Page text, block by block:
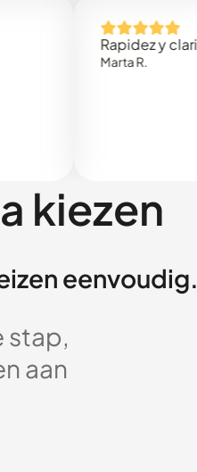
Rapidez y claridad
kiezen
eenvoudig.
stap,
aan